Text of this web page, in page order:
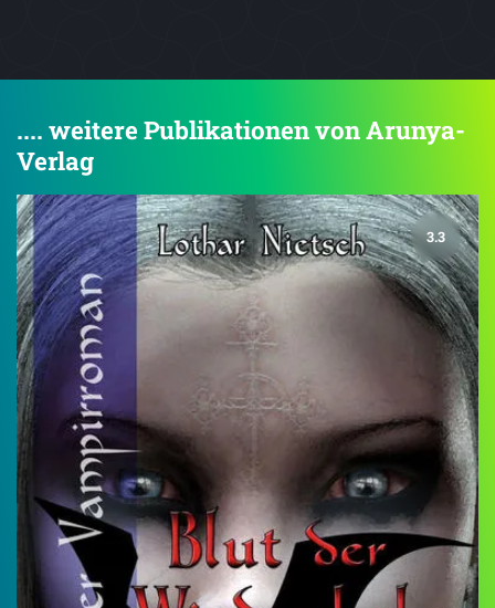
.... weitere Publikationen von Arunya-
Verlag
3.3